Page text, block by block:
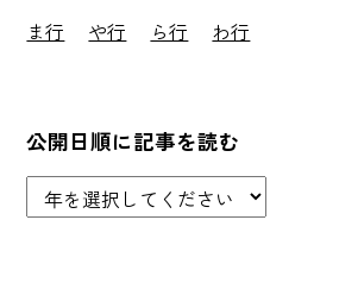
ま行
や行 ら行 わ行
公開日順に記事を読む